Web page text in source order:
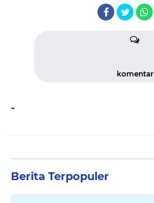
komentar
-
Berita Terpopuler